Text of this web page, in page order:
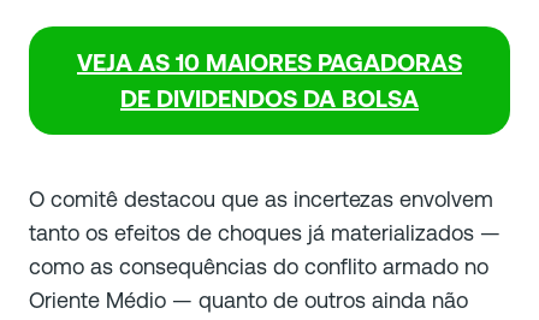
VEJA AS 10 MAIORES PAGADORAS
DE DIVIDENDOS DA BOLSA
O comitê destacou que as incertezas envolvem
tanto os efeitos de choques já materializados —
como as consequências do conflito armado no
Oriente Médio — quanto de outros ainda não